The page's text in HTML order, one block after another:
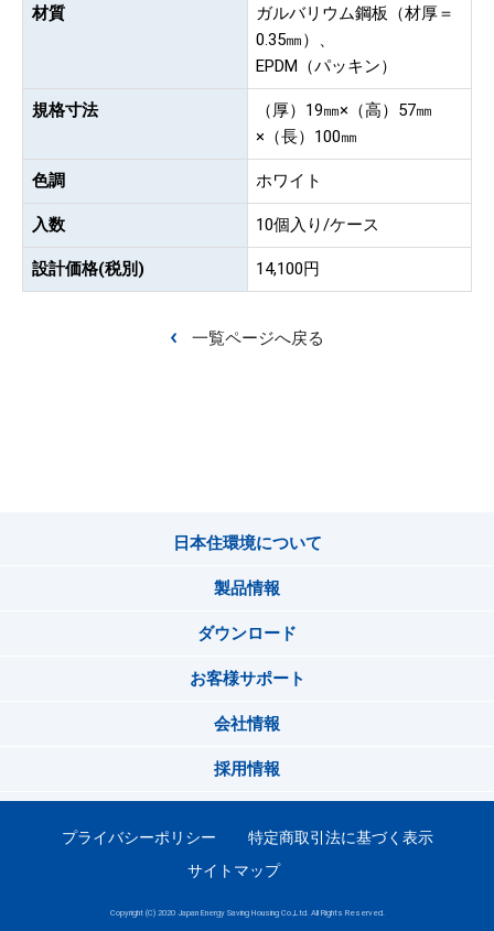
材質
ガルバリウム鋼板（材厚＝
0.35㎜）、
EPDM（パッキン）
規格寸法
（厚）19㎜×（高）57㎜
×（長）100㎜
色調 ホワイト
入数 10個入り/ケース
設計価格(税別) 14,100円
一覧ページへ戻る
日本住環境について
製品情報
ダウンロード
お客様サポート
会社情報
採用情報
プライバシーポリシー
特定商取引法に基づく表示
サイトマップ
Copyright (C) 2020 Japan Energy Saving Housing Co.,Ltd. All Rights Reserved.